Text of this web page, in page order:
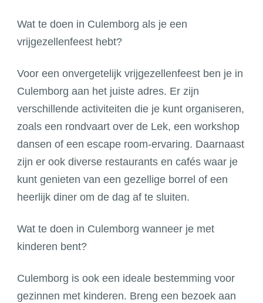
Wat te doen in Culemborg als je een
vrijgezellenfeest hebt?
Voor een onvergetelijk vrijgezellenfeest ben je in
Culemborg aan het juiste adres. Er zijn
verschillende activiteiten die je kunt organiseren,
zoals een rondvaart over de Lek, een workshop
dansen of een escape room-ervaring. Daarnaast
zijn er ook diverse restaurants en cafés waar je
kunt genieten van een gezellige borrel of een
heerlijk diner om de dag af te sluiten.
Wat te doen in Culemborg wanneer je met
kinderen bent?
Culemborg is ook een ideale bestemming voor
gezinnen met kinderen. Breng een bezoek aan